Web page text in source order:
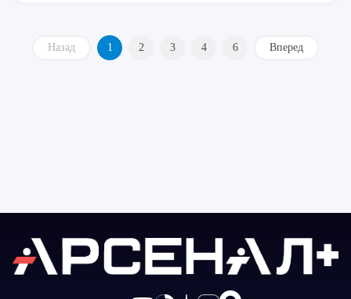
Назад 1 2 3 4 6 Вперед